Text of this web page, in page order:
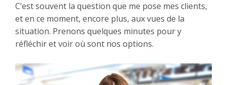
C’est souvent la question que me pose mes clients,
et en ce moment, encore plus, aux vues de la
situation. Prenons quelques minutes pour y
réfléchir et voir où sont nos options.